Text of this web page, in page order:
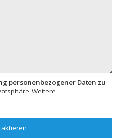
personenbezogener Daten zu
Weitere